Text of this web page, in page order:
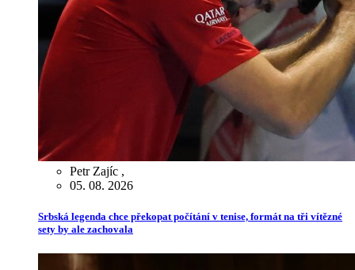
Petr Zajíc ,
05. 08. 2026
Srbská legenda chce překopat počítání v tenise, formát na tři vítězné
sety by ale zachovala